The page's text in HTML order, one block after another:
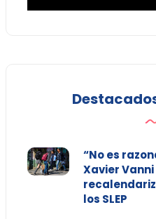
“No es
Xavier
los SLEP